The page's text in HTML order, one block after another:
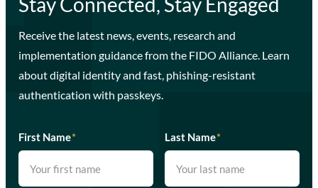
Receive the latest news, events, research and
implementation guidance from the FIDO Alliance. Learn
about digital identity and fast, phishing-resistant
authentication with passkeys.
First Name* Last Name*